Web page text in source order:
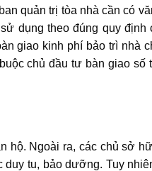
quản trị tòa nhà cần có
dụng theo đúng quy
giao kinh phí bảo trì nhà
chủ đầu tư bàn giao
hộ. Ngoài ra, các chủ sở
duy tu, bảo dưỡng. Tuy